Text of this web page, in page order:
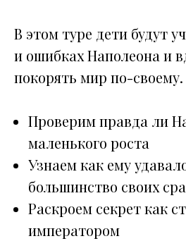
В этом туре дети будут
и ошибках Наполеона и
покорять мир по-своему.
Проверим правда ли
маленького роста
Узнаем как ему
большинство своих
Раскроем секрет как
императором